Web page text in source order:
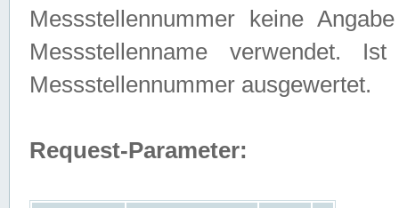
Messstellennummer keine
Messstellenname verwendet.
Messstellennummer ausgewertet.
Request-Parameter: